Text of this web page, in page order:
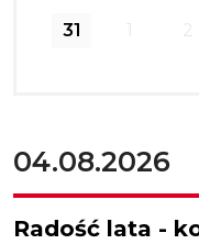
31
04.08.2026
Radość lata -